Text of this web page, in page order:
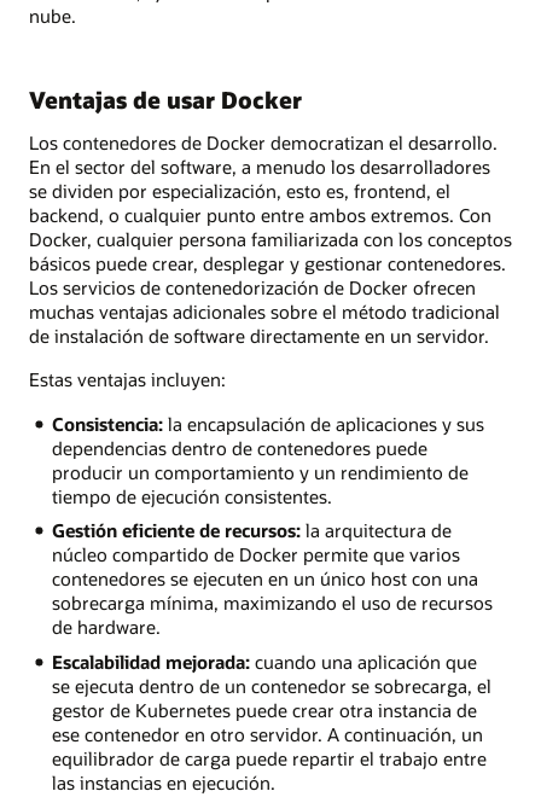
nube.
Ventajas de usar Docker
Los contenedores de Docker democratizan el desarrollo.
En el sector del software, a menudo los desarrolladores
se dividen por especialización, esto es, frontend, el
backend, o cualquier punto entre ambos extremos. Con
Docker, cualquier persona familiarizada con los conceptos
básicos puede crear, desplegar y gestionar contenedores.
Los servicios de contenedorización de Docker ofrecen
muchas ventajas adicionales sobre el método tradicional
de instalación de software directamente en un servidor.
Estas ventajas incluyen:
Consistencia:la encapsulación de aplicaciones y sus
dependencias dentro de contenedores puede
producir un comportamiento y un rendimiento de
tiempo de ejecución consistentes.
Gestión eficiente de recursos:la arquitectura de
núcleo compartido de Docker permite que varios
contenedores se ejecuten en un único host con una
sobrecarga mínima, maximizando el uso de recursos
de hardware.
Escalabilidad mejorada:cuando una aplicación que
se ejecuta dentro de un contenedor se sobrecarga, el
gestor de Kubernetes puede crear otra instancia de
ese contenedor en otro servidor. A continuación, un
equilibrador de carga puede repartir el trabajo entre
las instancias en ejecución.